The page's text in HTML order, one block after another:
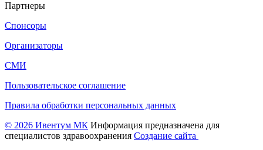
Партнеры
Спонсоры
Организаторы
СМИ
Пользовательское соглашение
Правила обработки персональных данных
© 2026 Ивентум МК Информация предназначена для
специалистов здравоохранения Создание сайта